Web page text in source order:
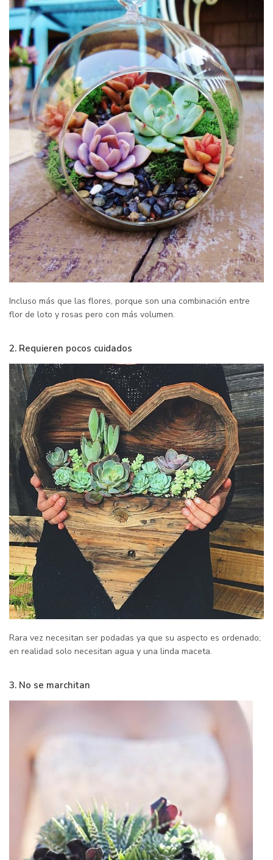
Incluso más que las flores, porque son una combinación entre
flor de loto y rosas pero con más volumen.
2. Requieren pocos cuidados
Rara vez necesitan ser podadas ya que su aspecto es ordenado;
en realidad solo necesitan agua y una linda maceta.
3. No se marchitan